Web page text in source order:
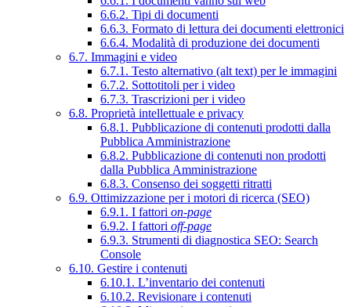
6.6.2. Tipi di documenti
6.6.3. Formato di lettura dei documenti elettronici
6.6.4. Modalità di produzione dei documenti
6.7. Immagini e video
6.7.1. Testo alternativo (alt text) per le immagini
6.7.2. Sottotitoli per i video
6.7.3. Trascrizioni per i video
6.8. Proprietà intellettuale e privacy
6.8.1. Pubblicazione di contenuti prodotti dalla
Pubblica Amministrazione
6.8.2. Pubblicazione di contenuti non prodotti
dalla Pubblica Amministrazione
6.8.3. Consenso dei soggetti ritratti
6.9. Ottimizzazione per i motori di ricerca (SEO)
6.9.1. I fattori on-page
6.9.2. I fattori off-page
6.9.3. Strumenti di diagnostica SEO: Search
Console
6.10. Gestire i contenuti
6.10.1. L’inventario dei contenuti
6.10.2. Revisionare i contenuti